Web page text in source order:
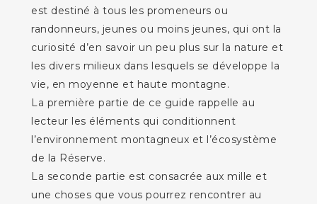
est destiné à tous les promeneurs ou
randonneurs, jeunes ou moins jeunes, qui ont la
curiosité d’en savoir un peu plus sur la nature et
les divers milieux dans lesquels se développe la
vie, en moyenne et haute montagne.
La première partie de ce guide rappelle au
lecteur les éléments qui conditionnent
l’environnement montagneux et l’écosystème
de la Réserve.
La seconde partie est consacrée aux mille et
une choses que vous pourrez rencontrer au